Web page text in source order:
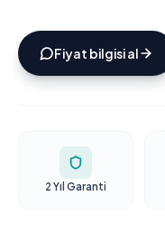
Fiyat bilgisi al
2 Yıl Garanti